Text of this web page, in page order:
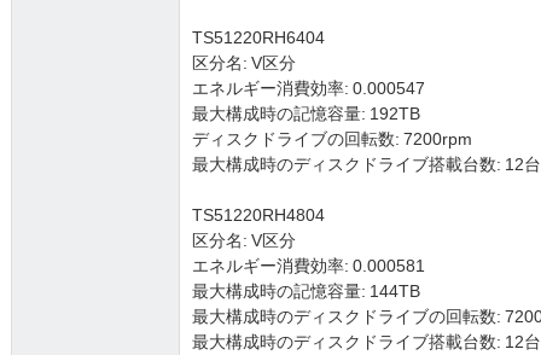
TS51220RH6404
区分名: V区分
エネルギー消費効率: 0.000547
最大構成時の記憶容量: 192TB
ディスクドライブの回転数: 7200rpm
最大構成時のディスクドライブ搭載台数: 12
TS51220RH4804
区分名: V区分
エネルギー消費効率: 0.000581
最大構成時の記憶容量: 144TB
最大構成時のディスクドライブの回転数:
最大構成時のディスクドライブ搭載台数: 12